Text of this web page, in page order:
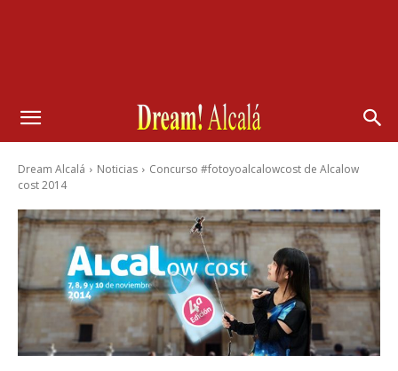
Dream Alcalá Noticias
Concurso #fotoyoalcalowcost de Alcalow
cost 2014